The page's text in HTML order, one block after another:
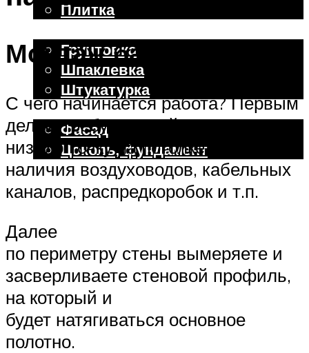
Плитка
Грунтовка
Шпаклевка
Штукатурка
Внешняя отделка
Фасад
Цоколь, фундамент
Меню
Монтаж багета
С чего начинается работа? Первым
делом требуется найти самую
низкую точку на потолке с учетом
наличия воздуховодов, кабельных
каналов, распредкоробок и т.п.
Далее
по периметру стены вымеряете и
засверливаете стеновой профиль,
на который и
будет натягиваться основное
полотно.